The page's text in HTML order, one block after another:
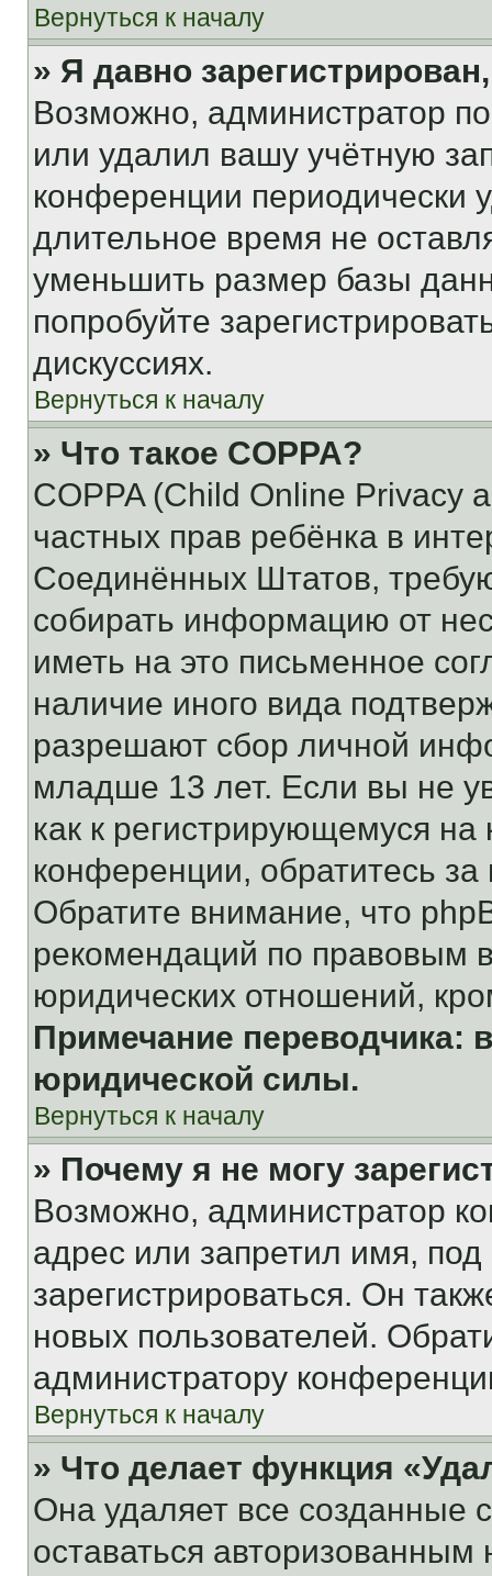
Вернуться к началу
» Я давно
Возможно, администратор
или удалил вашу учётную
конференции периодически
длительное время не
уменьшить размер базы
попробуйте
дискуссиях.
Вернуться к началу
» Что такое COPPA?
COPPA (Child Online Privacy
частных прав ребёнка в
Соединённых Штатов,
собирать информацию от
иметь на это письменное
наличие иного вида
разрешают сбор личной
младше 13 лет. Если вы не
как к регистрирующемуся
конференции, обратитесь
Обратите внимание, что
рекомендаций по правовым
юридических отношений,
Примечание переводчика:
юридической силы.
Вернуться к началу
» Почему я не могу
Возможно, администратор
адрес или запретил имя,
зарегистрироваться. Он
новых пользователей.
администратору
Вернуться к началу
» Что делает функция
Она удаляет все созданные
оставаться